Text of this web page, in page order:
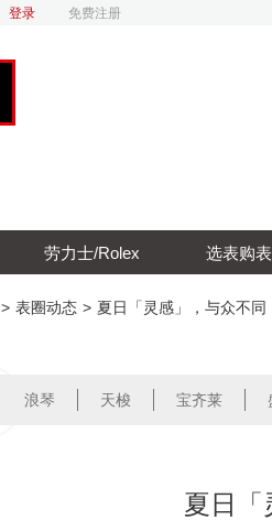
登录 免费注册
劳力士/Rolex 选表购表
> 表圈动态 > 夏日「灵感」，与众不同
浪琴 天梭 宝齐莱
夏日「